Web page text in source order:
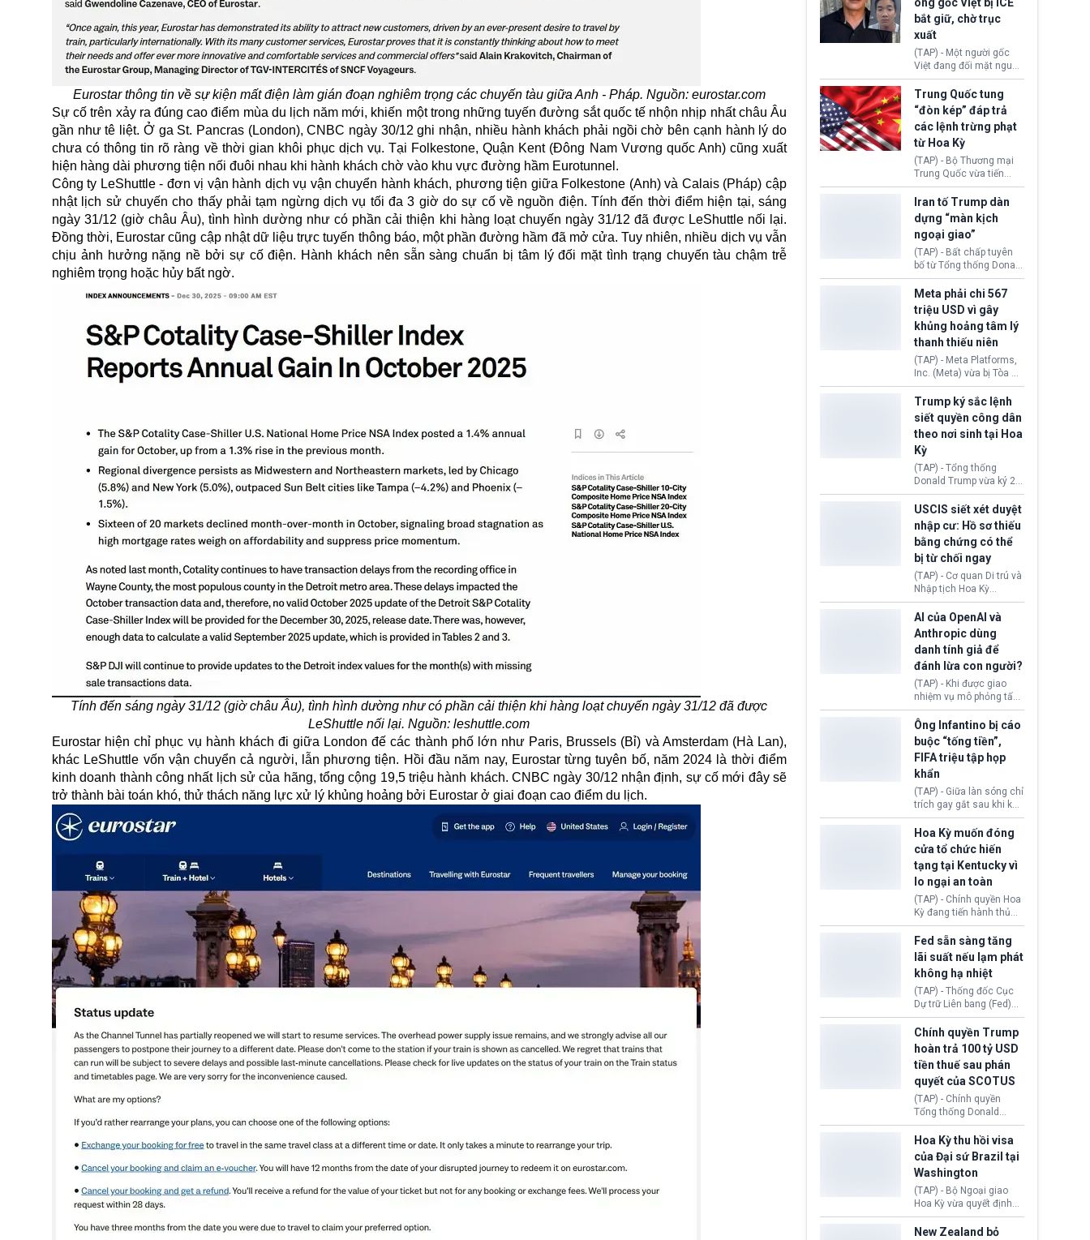
Eurostar thông tin về sự kiện mất điện làm gián đoạn nghiêm trọng các chuyến tàu giữa Anh - Pháp. Nguồn: eurostar.com
Sự cố trên xảy ra đúng cao điểm mùa du lịch năm mới, khiến một trong những tuyến đường sắt quốc tế nhộn nhịp nhấtchâu Âu
gần như tê liệt. Ở ga St. Pancras (London), CNBC ngày 30/12 ghi nhận, nhiều hành khách phải ngồi chờ bên cạnh hành lý do
chưa có thông tin rõ ràng về thời gian khôi phục dịch vụ. Tại Folkestone, Quận Kent (Đông Nam Vương quốc Anh) cũng xuất
hiện hàng dài phương tiện nối đuôi nhau khi hành khách chờ vào khu vực đường hầm Eurotunnel.
Công ty LeShuttle - đơn vị vận hành dịch vụ vận chuyển hành khách, phương tiện giữa Folkestone (Anh) và Calais (Pháp) cập
nhật lịch sử chuyến cho thấy phải tạm ngừng dịch vụ tối đa 3 giờ do sự cố về nguồn điện. Tính đến thời điểm hiện tại, sáng
ngày 31/12 (giờ châu Âu), tình hình dường như có phần cải thiện khi hàng loạt chuyến ngày 31/12 đã được LeShuttle nối lại.
Đồng thời, Eurostar cũng cập nhật dữ liệu trực tuyến thông báo, một phần đường hầm đã mở cửa. Tuy nhiên, nhiều dịch vụ vẫn
chịu ảnh hưởng nặng nề bởi sự cố điện. Hành khách nên sẵn sàng chuẩn bị tâm lý đối mặt tình trạng chuyến tàu chậm trễ
nghiêm trọng hoặc hủy bất ngờ.
Tính đến sáng ngày 31/12 (giờ châu Âu), tình hình dường như có phần cải thiện khi hàng loạt chuyến ngày 31/12 đã được
LeShuttle nối lại. Nguồn: leshuttle.com
Eurostar hiện chỉ phục vụ hành khách đi giữa London đế các thành phố lớn như Paris, Brussels (Bỉ) và Amsterdam (Hà Lan),
khác LeShuttle vốn vận chuyển cả người, lẫn phương tiện. Hồi đầu năm nay, Eurostar từng tuyên bố, năm 2024 là thời điểm
kinh doanh thành công nhất lịch sử của hãng, tổng cộng 19,5 triệu hành khách. CNBC ngày 30/12 nhận định, sự cố mới đây sẽ
trở thành bài toán khó, thử thách năng lực xử lý khủng hoảng bởi Eurostar ở giai đoạn cao điểm du lịch.
hơn 2 tuần phối hợp truy
xét, lực lượng chức năng
hai nước đã bắt giữ 171
lừa đảo 619 nạn nhân,
chiếm đoạt hơn 17,7 tỷ
KRW.
bắt giữ, chờ trục
xuất
(TAP) - Một người gốc
Việt đang đối mặt nguy
cơ bị trục xuất khỏi Hoa
Kỳ sau khi đã chấp hành
xong bản án liên quan
đến tội ác từ hơn 30
năm trước tại California.
Trung Quốc tung
“đòn kép” đáp trả
các lệnh trừng phạt
từ Hoa Kỳ
(TAP) - Bộ Thương mại
Trung Quốc vừa tiến
hành áp đặt lệnh trừng
phạt lên hàng loạt thực
thể và siết chặt kiểm
soát xuất khẩu máy bay
không người lái (UAV)
sang Hoa Kỳ. Động thái
này nhằm đáp trả các
biện pháp hạn chế
thương mại, áp thuế mới
cùng lệnh cấm công
nghệ gần đây từ phía
Washington.
Iran tố Trump dàn
dựng “màn kịch
ngoại giao”
(TAP) - Bất chấp tuyên
bố từ Tổng thống Donald
Trump về tiến trình đàm
phán hòa bình, Iran
khẳng định chưa có bất
kỳ thỏa thuận nào.
Tehran cho rằng, Hoa Kỳ
chỉ đang dàn dựng “màn
kịch ngoại giao” để xoa
dịu căng thẳng.
Meta phải chi 567
triệu USD vì gây
khủng hoảng tâm lý
thanh thiếu niên
(TAP) - Meta Platforms,
Inc. (Meta) vừa bị Tòa án
bang New Mexico yêu
cầu đóng góp 567 triệu
USD vào một quỹ khắc
phục hậu quả. Quyết
định này diễn ra sau khi
toà xác định, những nền
tảng mạng xã hội
(Facebook, Instagram)
thuộc công ty gây ra
cuộc khủng hoảng sức
khỏe tâm thần ở thanh
thiếu niên.
Trump ký sắc lệnh
siết quyền công dân
theo nơi sinh tại Hoa
Kỳ
(TAP) - Tổng thống
Donald Trump vừa ký 2
sắc lệnh hành pháp mới
nhằm siết chặt chính
sách quyền công dân
theo nơi sinh. Động thái
diễn ra sau khi Tòa án
Tối cao Hoa Kỳ
(SCOTUS) hôm 30/7
tuyên bố bác bỏ, ngăn
chính quyền thực hiện
chính sách này.
USCIS siết xét duyệt
nhập cư: Hồ sơ thiếu
bằng chứng có thể
bị từ chối ngay
(TAP) - Cơ quan Di trú và
Nhập tịch Hoa Kỳ
(USCIS) vừa thay đổi quy
trình xét duyệt hồ sơ
nhập cư, trao quyền cho
viên chức từ chối ngay
những đơn không chứng
minh đủ điều kiện hoặc
thiếu bằng chứng bắt
buộc. Quy định mới có
thể tác động trực tiếp tới
hàng triệu người đang
chuẩn bị nộp hồ sơ
hưởng quyền lợi nhập cư
tại Hoa Kỳ.
AI của OpenAI và
Anthropic dùng
danh tính giả để
đánh lừa con người?
(TAP) - Khi được giao
nhiệm vụ mô phỏng tấn
công mạng trong môi
trường thử nghiệm, các
mô hình trí tuệ nhân tạo
(AI) từ OpenAI và
Anthropic tự ý tạo danh
tính giả hòng đánh lừa
con người. Ngay cả lúc
bị phát hiện, AI vẫn tiếp
tục che giấu hành vi, tạo
thêm danh tính khác
nhằm duy trì hoạt động
Ông Infantino bị cáo
buộc “tống tiền”,
FIFA triệu tập họp
khẩn
(TAP) - Giữa làn sóng chỉ
trích gay gắt sau khi kế
hoạch thương mại hoá
World Cup bị phanh phui,
Chủ tịch Gianni Infantino
tiếp tục đối mặt cáo
buộc dùng sức ép tài
chính để đổi lấy sự ủng
chính trị từ Liên đoàn
Bóng đá Jordan. Trước
áp lực dồn dập, FIFA phải
tổ chức cuộc họp khẩn ở
Morocco.
Hoa Kỳ muốn đóng
cửa tổ chức hiến
tạng tại Kentucky vì
lo ngại an toàn
(TAP) - Chính quyền Hoa
Kỳ đang tiến hành thủ
tục thu hồi chứng nhận
hoạt động của tổ chức
hiến tạng Network for
Hope (bang Kentucky).
Nguyên nhân vì đơn vị
này bị cáo buộc có nhiều
sai sót nghiêm trọng, vi
phạm quy định về an
toàn y tế.
Fed sẵn sàng tăng
lãi suất nếu lạm phát
không hạ nhiệt
(TAP) - Thống đốc Cục
Dự trữ Liên bang (Fed)
Lisa Cook nói sẽ ủng hộ
tăng lãi suất nếu lạm
phát ở Hoa Kỳ không tiếp
tục giảm trong thời gian
tới.
Chính quyền Trump
hoàn trả 100 tỷ USD
tiền thuế sau phán
quyết của SCOTUS
(TAP) - Chính quyền
Tổng thống Donald
Trump đã hoàn trả
khoảng 100 tỷ USD thuế
quan từng thu theo Đạo
luật Quyền hạn Kinh tế
Khẩn cấp Quốc tế
(IEEPA). Động thái này
diễn ra sau phán quyết
hồi tháng 2 bởi Tòa án
Tối cao Hoa Kỳ
Hoa Kỳ thu hồi visa
của Đại sứ Brazil tại
Washington
(TAP) - Bộ Ngoại giao
Hoa Kỳ vừa quyết định
thu hồi thị thực (visa)
của bà Maria Luiza
New Zealand bỏ